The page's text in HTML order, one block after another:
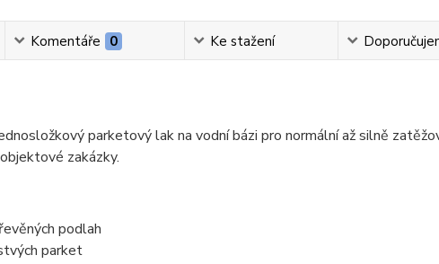
Komentáře 0 Ke stažení
parketový lak na vodní bázi pro normální až silně
zakázky.
podlah
parket